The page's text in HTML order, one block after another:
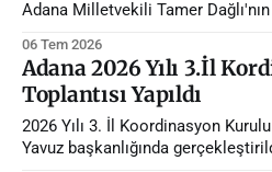
Adana Milletvekili Tamer
06 Tem 2026
Adana 2026 Yılı 3.İl
Toplantısı Yapıldı
2026 Yılı 3. İl Koordinasyon
Yavuz başkanlığında